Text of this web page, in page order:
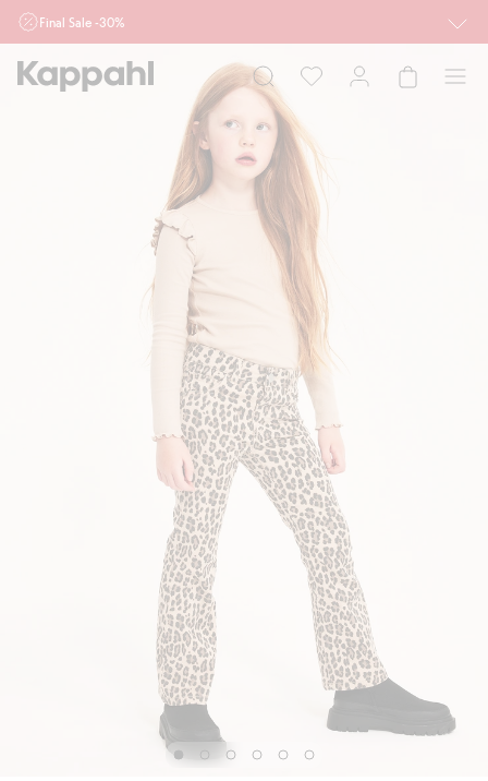
Final Sale -30%
działu outlet do 10.8 w sklepach Kappahl i Newbie oraz na kappahl.com. Ofert
nie łączymy
Mężczyzna Dziecko